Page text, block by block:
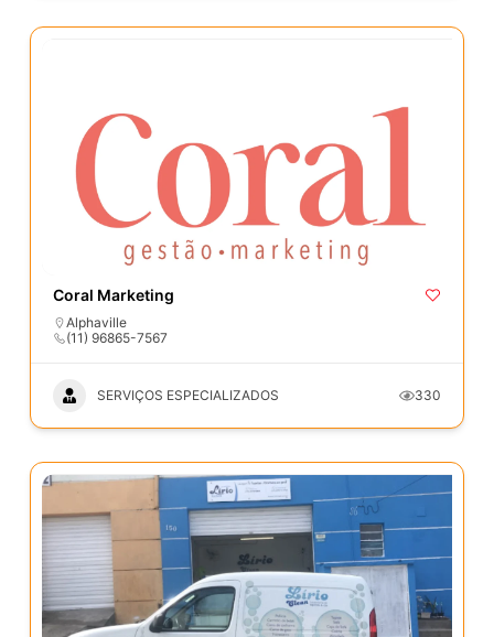
Coral Marketing
Alphaville
(11) 96865-7567
SERVIÇOS ESPECIALIZADOS 330